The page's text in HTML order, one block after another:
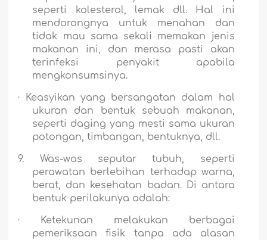
seperti kolesterol, lemak dll. Hal ini
mendorongnya untuk menahan dan
tidak mau sama sekali memakan jenis
makanan ini, dan merasa pasti akan
terinfeksi penyakit apabila
mengkonsumsinya.
·
Keasyikan yang bersangatan dalam hal
ukuran dan bentuk sebuah makanan,
seperti daging yang mesti sama ukuran
potongan, timbangan, bentuknya, dll.
9.
Was-was seputar tubuh, seperti
perawatan berlebihan terhadap warna,
berat, dan kesehatan badan.
Di antara
bentuk perilakunya adalah:
·
Ketekunan melakukan berbagai
pemeriksaan fisik tanpa ada alasan